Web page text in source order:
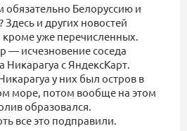
обязательно Белоруссию и
Здесь и других новостей
уже перечисленных.
— исчезновение соседа
Никарагуа с ЯндексКарт.
у них был остров в
море, потом вообще на этом
образовался.
все это подправили.